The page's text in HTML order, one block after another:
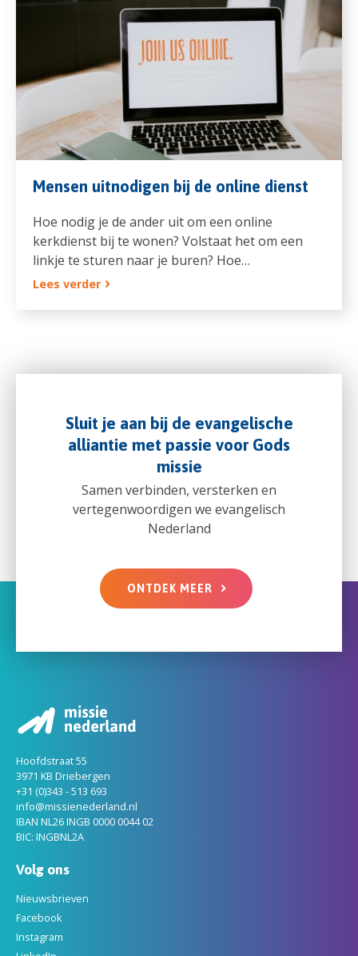
Mensen uitnodigen bij de online dienst
Hoe nodig je de ander uit om een online
kerkdienst bij te wonen? Volstaat het om een
linkje te sturen naar je buren? Hoe…
Lees verder
Sluit je aan bij de evangelische
alliantie met passie voor Gods
missie
Samen verbinden, versterken en
vertegenwoordigen we evangelisch
Nederland
ONTDEK MEER
Hoofdstraat 55
3971 KB Driebergen
+31 (0)343 - 513 693
info@missienederland.nl
IBAN NL26 INGB 0000 0044 02
BIC: INGBNL2A
Volg ons
Nieuwsbrieven
Facebook
Instagram